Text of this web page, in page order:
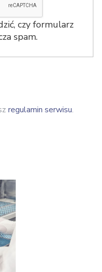
czy formularz
spam.
regulamin serwisu.